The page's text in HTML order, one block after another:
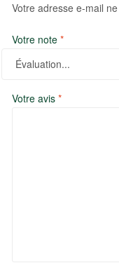
Votre adresse e-mail
Votre note *
Votre avis *